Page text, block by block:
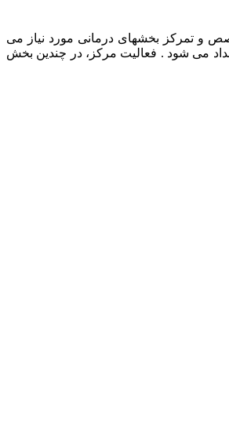
نیروهای متخصص و تمرکز بخشهای درمانی مورد نیاز می
می شود . فعالیت مرکز، در چندین بخش